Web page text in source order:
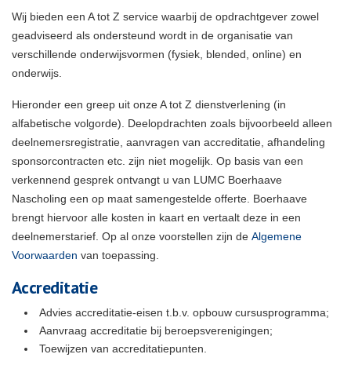
Wij bieden een A tot Z service waarbij de opdrachtgever zowel
geadviseerd als ondersteund wordt in de organisatie van
verschillende onderwijsvormen (fysiek, blended, online) en
onderwijs.
Hieronder een greep uit onze A tot Z dienstverlening (in
alfabetische volgorde). Deelopdrachten zoals bijvoorbeeld alleen
deelnemersregistratie, aanvragen van accreditatie, afhandeling
sponsorcontracten etc. zijn niet mogelijk. Op basis van een
verkennend gesprek ontvangt u van LUMC Boerhaave
Nascholing een op maat samengestelde offerte. Boerhaave
brengt hiervoor alle kosten in kaart en vertaalt deze in een
deelnemerstarief. Op al onze voorstellen zijn de Algemene
Voorwaarden van toepassing.
Accreditatie
Advies accreditatie-eisen t.b.v. opbouw cursusprogramma;
Aanvraag accreditatie bij beroepsverenigingen;
Toewijzen van accreditatiepunten.